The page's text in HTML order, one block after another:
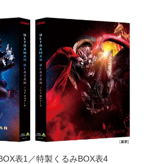
表1／特製くるみBOX表4